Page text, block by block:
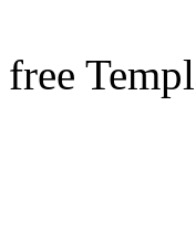
free